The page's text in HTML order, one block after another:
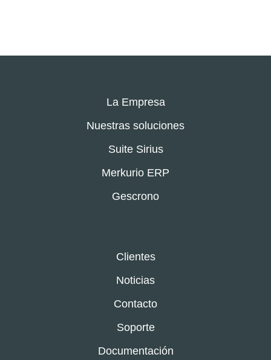
La Empresa
Nuestras soluciones
Suite Sirius
Merkurio ERP
Gescrono
Clientes
Noticias
Contacto
Soporte
Documentación